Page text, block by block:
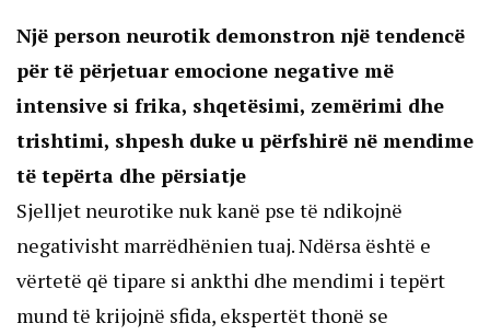
Një person neurotik demonstron një tendencë
për të përjetuar emocione negative më
intensive si frika, shqetësimi, zemërimi dhe
trishtimi, shpesh duke u përfshirë në mendime
të tepërta dhe përsiatje
Sjelljet neurotike nuk kanë pse të ndikojnë
negativisht marrëdhënien tuaj. Ndërsa është e
vërtetë që tipare si ankthi dhe mendimi i tepërt
mund të krijojnë sfida, ekspertët thonë se